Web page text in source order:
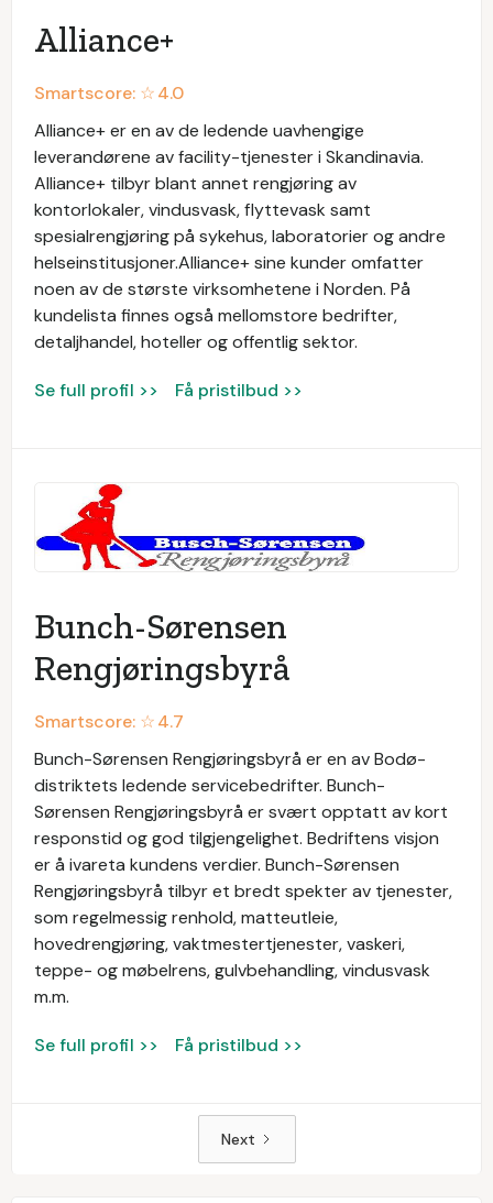
Alliance+
Smartscore: ☆4.0
Alliance+ er en av de ledende uavhengige
leverandørene av facility-tjenester i Skandinavia.
Alliance+ tilbyr blant annet rengjøring av
kontorlokaler, vindusvask, flyttevask samt
spesialrengjøring på sykehus, laboratorier og andre
helseinstitusjoner.Alliance+ sine kunder omfatter
noen av de største virksomhetene i Norden. På
kundelista finnes også mellomstore bedrifter,
detaljhandel, hoteller og offentlig sektor.
Se full profil >> Få pristilbud >>
Bunch-Sørensen
Rengjøringsbyrå
Smartscore: ☆4.7
Bunch-Sørensen Rengjøringsbyrå er en av Bodø-
distriktets ledende servicebedrifter. Bunch-
Sørensen Rengjøringsbyrå er svært opptatt av kort
responstid og god tilgjengelighet. Bedriftens visjon
er å ivareta kundens verdier. Bunch-Sørensen
Rengjøringsbyrå tilbyr et bredt spekter av tjenester,
som regelmessig renhold, matteutleie,
hovedrengjøring, vaktmestertjenester, vaskeri,
teppe- og møbelrens, gulvbehandling, vindusvask
m.m.
Se full profil >> Få pristilbud >>
Next